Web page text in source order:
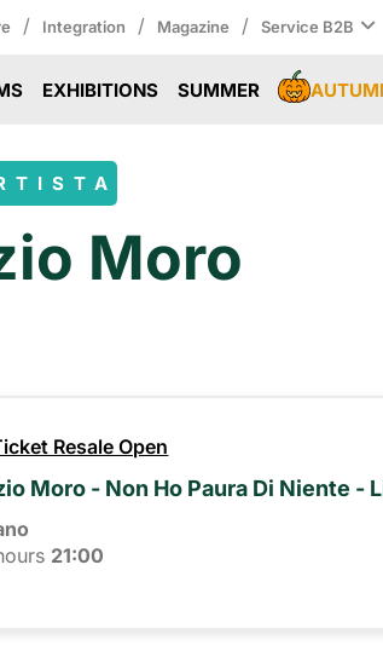
/ Integration / Magazine / Service B2B
EXHIBITIONS SUMMER
Moro
Resale Open
Moro - Non Ho Paura Di Niente -
21:00